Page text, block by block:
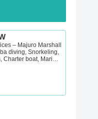
– Majuro Marshall
diving, Snorkeling,
Charter boat, Marine